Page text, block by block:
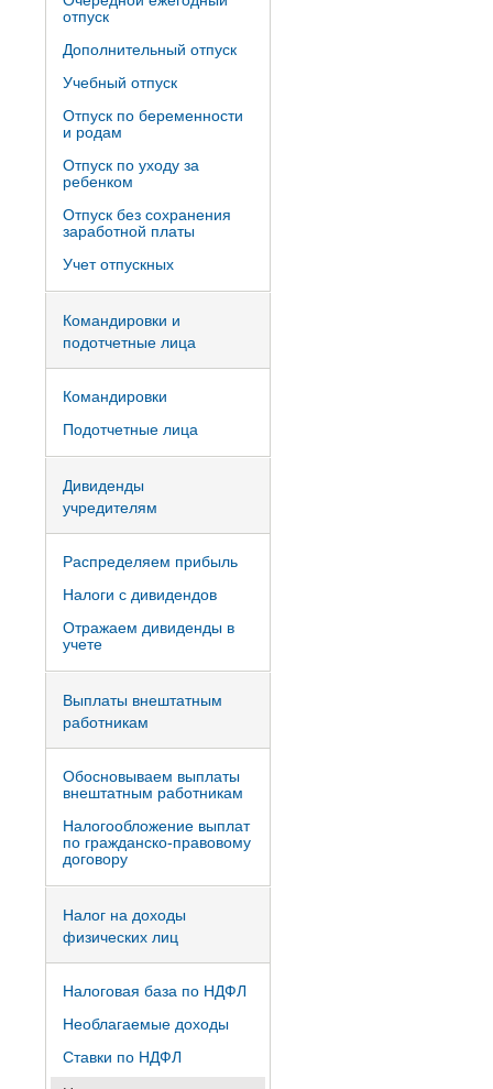
отпуск
Дополнительный отпуск
Учебный отпуск
Отпуск по беременности
и родам
Отпуск по уходу за
ребенком
Отпуск без сохранения
заработной платы
Учет отпускных
Командировки и
подотчетные лица
Командировки
Подотчетные лица
Дивиденды
учредителям
Распределяем прибыль
Налоги с дивидендов
Отражаем дивиденды в
учете
Выплаты внештатным
работникам
Обосновываем выплаты
внештатным работникам
Налогообложение выплат
по гражданско-правовому
договору
Налог на доходы
физических лиц
Налоговая база по НДФЛ
Необлагаемые доходы
Ставки по НДФЛ